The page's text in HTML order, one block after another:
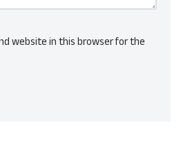
website in this browser for the